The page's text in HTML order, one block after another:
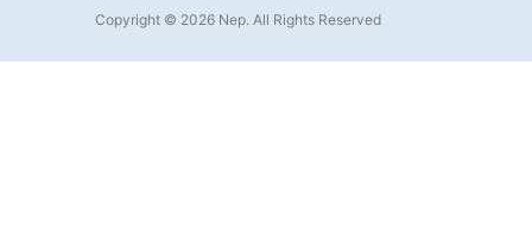
Copyright © 2026 Nep. All Rights Reserved